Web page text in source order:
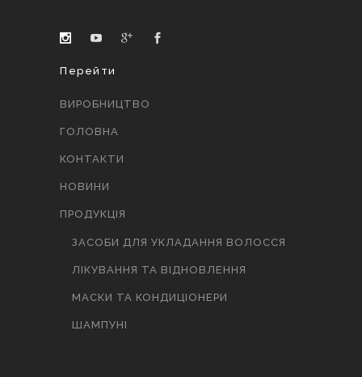
Перейти
ВИРОБНИЦТВО
ГОЛОВНА
КОНТАКТИ
НОВИНИ
ПРОДУКЦІЯ
ЗАСОБИ ДЛЯ УКЛАДАННЯ ВОЛОССЯ
ЛІКУВАННЯ ТА ВІДНОВЛЕННЯ
МАСКИ ТА КОНДИЦІОНЕРИ
ШАМПУНІ